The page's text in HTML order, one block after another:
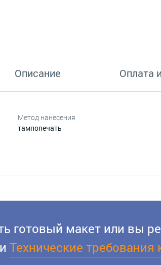
Описание Оплата
Метод нанесения
тампопечать
готовый макет или вы
Технические требования